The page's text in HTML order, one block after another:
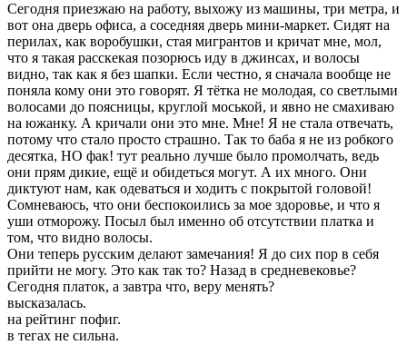
Сегодня приезжаю на работу, выхожу из машины, три метра, и
вот она дверь офиса, а соседняя дверь мини-маркет. Сидят на
перилах, как воробушки, стая мигрантов и кричат мне, мол,
что я такая расскекая позорюсь иду в джинсах, и волосы
видно, так как я без шапки. Если честно, я сначала вообще не
поняла кому они это говорят. Я тётка не молодая, со светлыми
волосами до поясницы, круглой моськой, и явно не смахиваю
на южанку. А кричали они это мне. Мне! Я не стала отвечать,
потому что стало просто страшно. Так то баба я не из робкого
десятка, НО фак! тут реально лучше было промолчать, ведь
они прям дикие, ещё и обидеться могут. А их много. Они
диктуют нам, как одеваться и ходить с покрытой головой!
Сомневаюсь, что они беспокоились за мое здоровье, и что я
уши отморожу. Посыл был именно об отсутствии платка и
том, что видно волосы.
Они теперь русским делают замечания! Я до сих пор в себя
прийти не могу. Это как так то? Назад в средневековье?
Сегодня платок, а завтра что, веру менять?
высказалась.
на рейтинг пофиг.
в тегах не сильна.